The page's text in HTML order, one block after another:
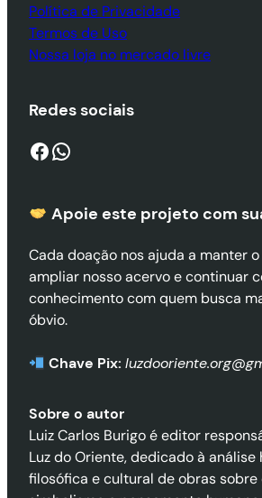
Política de Privacidade
Termos de Uso
Nossa loja no mercado livre
Redes sociais
Facebook WhatsApp
Apoie este projeto com
Cada doação nos ajuda a manter
ampliar nosso acervo e continuar
conhecimento com quem busca
óbvio.
Chave Pix:
Sobre o autor
Luiz Carlos Burigo é editor
Luz do Oriente, dedicado à análise
filosófica e cultural de obras